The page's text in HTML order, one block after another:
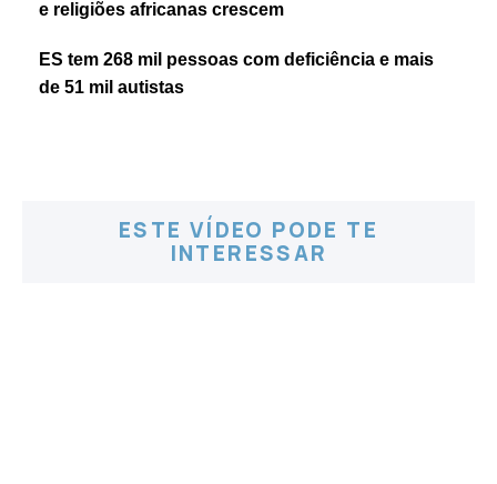
e religiões africanas crescem
ES tem 268 mil pessoas com deficiência e mais
de 51 mil autistas
ESTE VÍDEO PODE TE
INTERESSAR